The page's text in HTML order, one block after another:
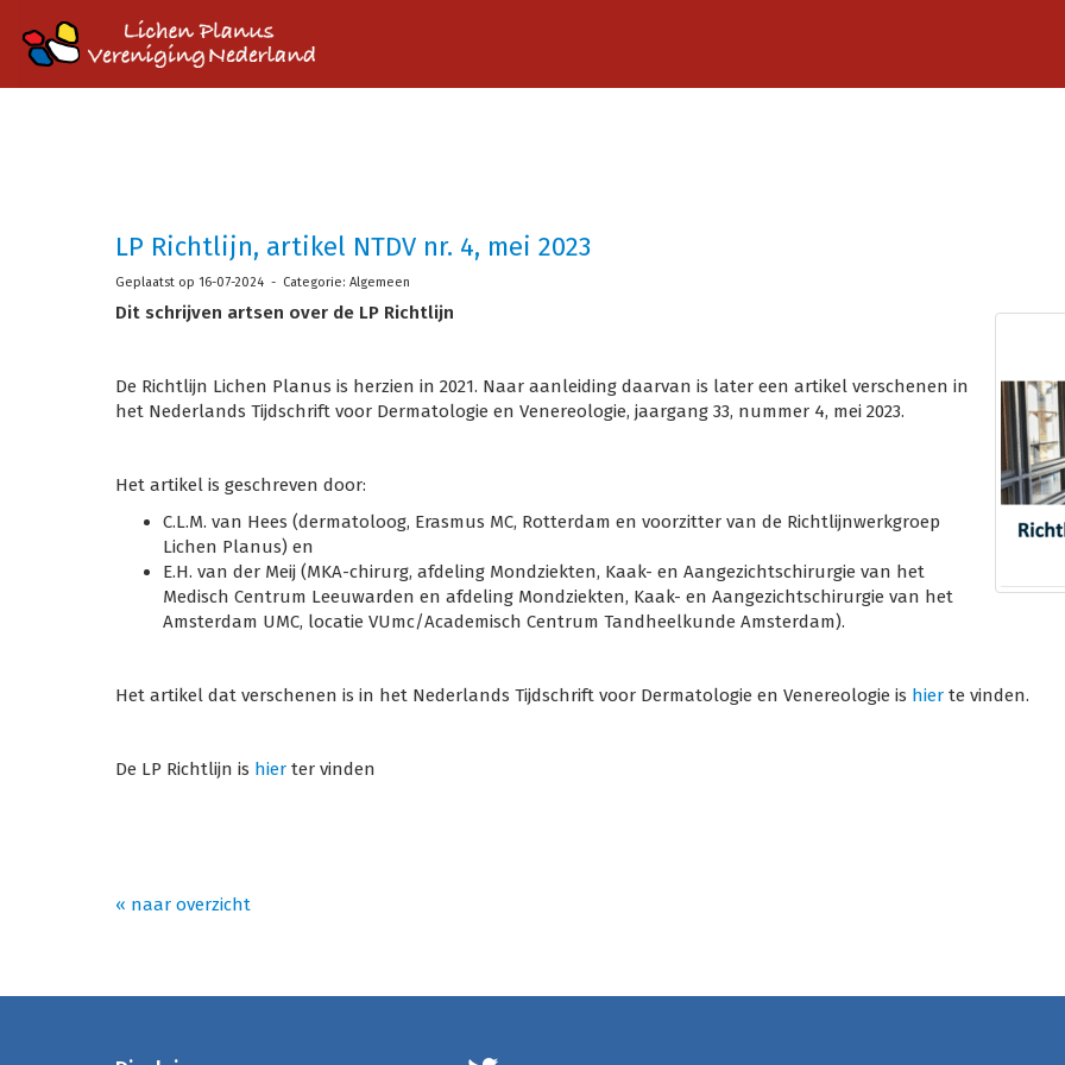
LP Richtlijn, artikel NTDV nr. 4, mei 2023
Geplaatst op 16-07-2024 - Categorie: Algemeen
Dit schrijven artsen over de LP Richtlijn
De Richtlijn Lichen Planus is herzien in 2021. Naar aanleiding daarvan is later een artikel verschenen in
het Nederlands Tijdschrift voor Dermatologie en Venereologie, jaargang 33, nummer 4, mei 2023.
Het artikel is geschreven door:
C.L.M. van Hees (dermatoloog, Erasmus MC, Rotterdam en voorzitter van de Richtlijnwerkgroep
Lichen Planus) en
E.H. van der Meij (MKA-chirurg, afdeling Mondziekten, Kaak- en Aangezichtschirurgie van het
Medisch Centrum Leeuwarden en afdeling Mondziekten, Kaak- en Aangezichtschirurgie van het
Amsterdam UMC, locatie VUmc/Academisch Centrum Tandheelkunde Amsterdam).
Het artikel dat verschenen is in het Nederlands Tijdschrift voor Dermatologie en Venereologie is hier te vinden.
De LP Richtlijn is hier ter vinden
« naar overzicht